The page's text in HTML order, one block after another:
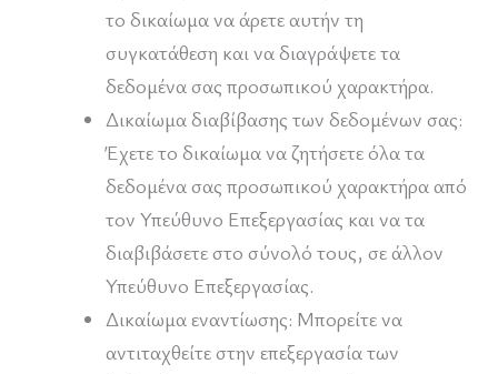
το δικαίωμα να άρετε αυτήν τη
συγκατάθεση και να διαγράψετε τα
δεδομένα σας προσωπικού χαρακτήρα.
Δικαίωμα διαβίβασης των δεδομένων σας:
Έχετε το δικαίωμα να ζητήσετε όλα τα
δεδομένα σας προσωπικού χαρακτήρα από
τον Υπεύθυνο Επεξεργασίας και να τα
διαβιβάσετε στο σύνολό τους, σε άλλον
Υπεύθυνο Επεξεργασίας.
Δικαίωμα εναντίωσης: Μπορείτε να
αντιταχθείτε στην επεξεργασία των